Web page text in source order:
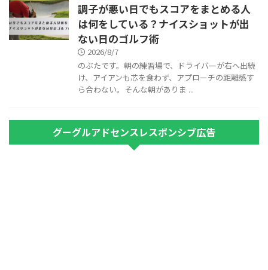
調子が悪い日でもスコアをまとめる人
は何をしている？ナイスショットが出
ない日のゴルフ術
2026/8/7
のぶたです。朝の練習場で、ドライバーが右へ出続
け、アイアンも芯を食わず、アプローチの距離感す
ら合わない。そんな朝がありま ...
グーグルアドセンスレスポンシブ広告